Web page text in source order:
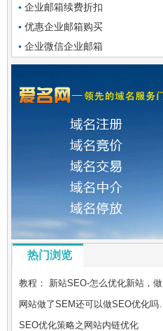
企业邮箱续费折扣
优惠企业邮箱购买
企业微信企业邮箱
热门浏览
教程： 新站SEO-怎么优化新站，做新站的SEO优化步骤
网站做了SEM还可以做SEO优化吗？两者冲突吗？
SEO优化策略之网站内链优化